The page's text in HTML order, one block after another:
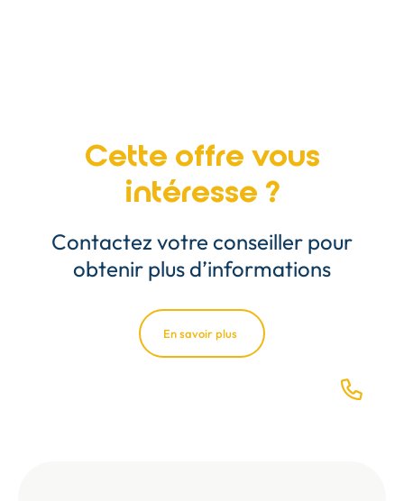
Cette offre vous
intéresse ?
Contactez votre conseiller pour
obtenir plus d’informations
En savoir plus